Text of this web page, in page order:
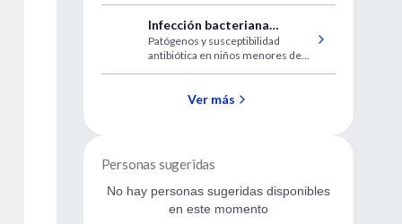
Infección bacteriana
invasiva en lactantes
Patógenos y susceptibilidad
antibiótica en niños menores de
Ver más
Personas sugeridas
No hay personas sugeridas disponibles
en este momento